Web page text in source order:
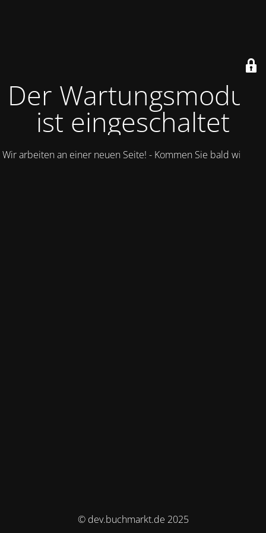
Der Wartungsmodus
ist eingeschaltet
Wir arbeiten an einer neuen Seite! - Kommen Sie bald wieder.
© dev.buchmarkt.de 2025